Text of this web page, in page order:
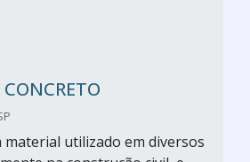
material utilizado em diversos